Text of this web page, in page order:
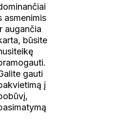
asmenimis
augančia
būsite
gauti
į